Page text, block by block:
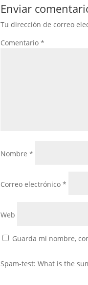
Enviar
Tu dirección de correo
Comentario*
Nombre*
Correo electrónico*
Web
Guarda mi nombre,
Spam-test: What is the